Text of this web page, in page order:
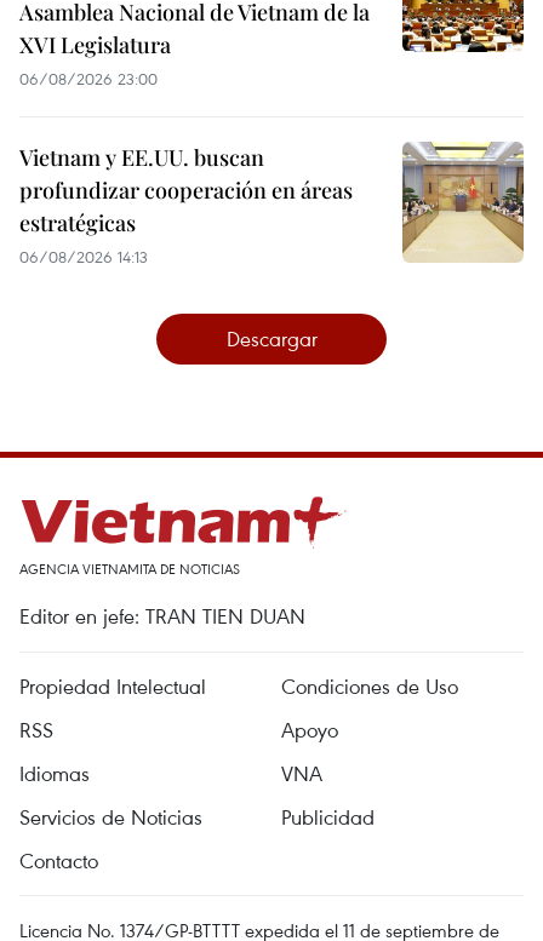
Asamblea Nacional de Vietnam de la
XVI Legislatura
06/08/2026 23:00
Vietnam y EE.UU. buscan
profundizar cooperación en áreas
estratégicas
06/08/2026 14:13
Descargar
AGENCIA VIETNAMITA DE NOTICIAS
Editor en jefe: TRAN TIEN DUAN
Propiedad Intelectual
Condiciones de Uso
RSS
Apoyo
Idiomas
VNA
Servicios de Noticias
Publicidad
Contacto
Licencia No. 1374/GP-BTTTT expedida el 11 de septiembre de